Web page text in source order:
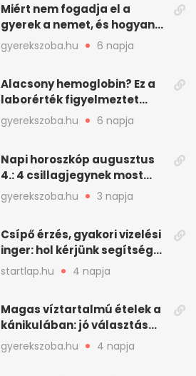
Miért nem fogadja el a
gyerek a nemet, és hogyan
mondd ki jól?
gyerekszoba.hu 6 napja
Alacsony hemoglobin? Ez a
laborérték figyelmeztet
vashiányra
gyerekszoba.hu 6 napja
Napi horoszkóp augusztus
4.: 4 csillagjegynek most
minden összejön
gyerekszoba.hu 3 napja
Csípő érzés, gyakori vizelési
inger: hol kérjünk segítséget
felfázás esetén?
startlap.hu 4 napja
Magas víztartalmú ételek a
kánikulában: jó választás
gyerekeknek
gyerekszoba.hu 4 napja